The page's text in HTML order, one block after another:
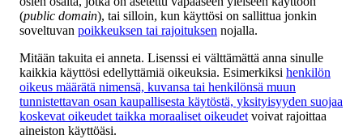
(public domain), tai silloin, kun käyttösi on sallittua jonkin
soveltuvan poikkeuksen tai rajoituksen nojalla.
Mitään takuita ei anneta. Lisenssi ei välttämättä anna sinulle
kaikkia käyttösi edellyttämiä oikeuksia. Esimerkiksi henkilön
oikeus määrätä nimensä, kuvansa tai henkilönsä muun
tunnistettavan osan kaupallisesta käytöstä, yksityisyyden suojaa
koskevat oikeudet taikka moraaliset oikeudet voivat rajoittaa
aineiston käyttöäsi.